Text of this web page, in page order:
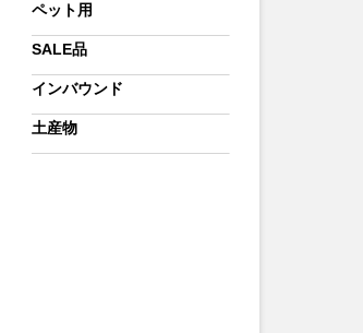
ペット用
SALE品
インバウンド
土産物
ホテル
TOSHIBA 40Lクラスホテル
HB40PALホワイト